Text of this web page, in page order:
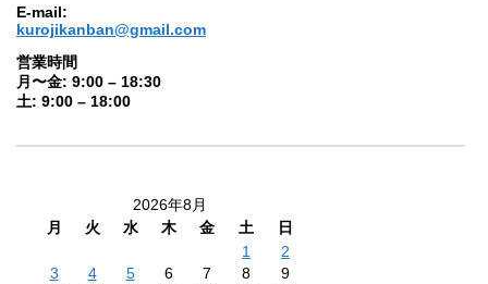
E-mail:
kurojikanban@gmail.com
営業時間
月〜金: 9:00 – 18:30
土: 9:00 – 18:00
2026年8月
月
火 水 木 金 土
日
1
2
3
4 5 6 7 8
9